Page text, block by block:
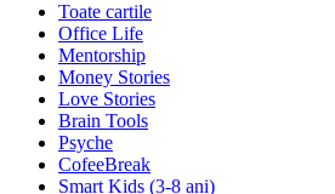
Toate cartile
Office Life
Mentorship
Money Stories
Love Stories
Brain Tools
Psyche
CofeeBreak
Smart Kids (3-8 ani)